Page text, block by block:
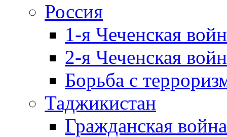
Россия
1-я Чеченская
2-я Чеченская
Борьба с
Таджикистан
Гражданская